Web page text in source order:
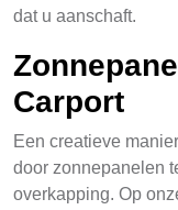
dat u aanschaft.
Carport
Een creatieve
door zonnepanelen
overkapping. Op